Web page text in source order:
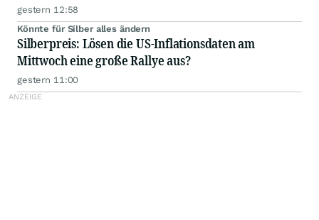
gestern 12:58
Könnte für Silber alles ändern
Silberpreis: Lösen die US-Inflationsdaten am
Mittwoch eine große Rallye aus?
gestern 11:00